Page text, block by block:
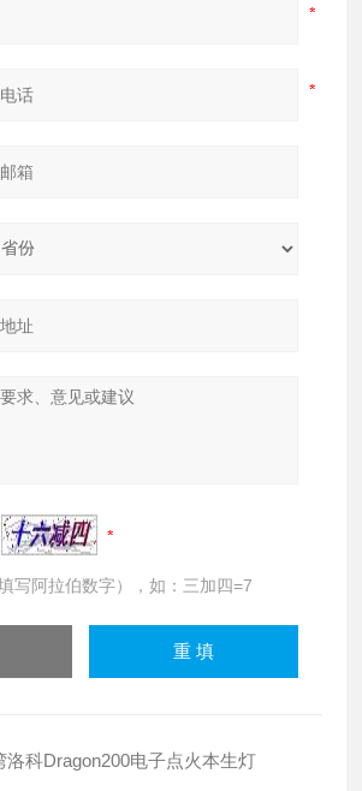
写阿拉伯数字），如：三加四=7
洛科Dragon200电子点火本生灯